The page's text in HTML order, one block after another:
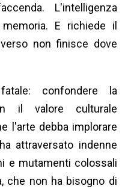
L'intelligenza
E richiede il
non finisce dove
confondere la
il valore culturale
l'arte debba implorare
attraversato indenne
e mutamenti colossali
che non ha bisogno di